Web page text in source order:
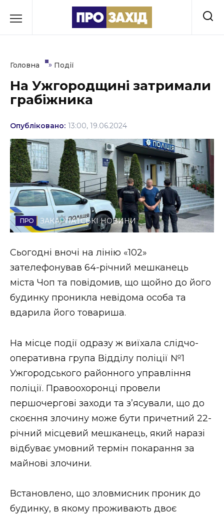
до
Культура
Освіта
Події
Політика
Соціум
Спорт
Стиль життя
Втрачений Ужгород
Втрачений Ужгород (відеоверсія)
НОВИНИ ЗАХІДНОЇ УКРАЇНИ
ВІДЕО
Головна » Події
На Ужгородщині затримали
грабіжника
Опубліковано: 13:00, 19.06.2024
ЗАКАРПАТСЬКІ НОВИНИ
Сьогодні вночі на лінію «102»
зателефонував 64-річний мешканець
міста Чоп та повідомив, що щойно до його
будинку проникла невідома особа та
вдарила його товариша.
На місце події одразу ж виїхала слідчо-
оперативна група Відділу поліції №1
Ужгородського районного управління
поліції. Правоохоронці провели
першочергові заходи та з’ясували, що до
скоєння злочину може бути причетний 22-
річний місцевий мешканець, який наразі
відбуває умовний термін покарання за
майнові злочини.
Встановлено, що зловмисник проник до
будинку, в якому проживають двоє